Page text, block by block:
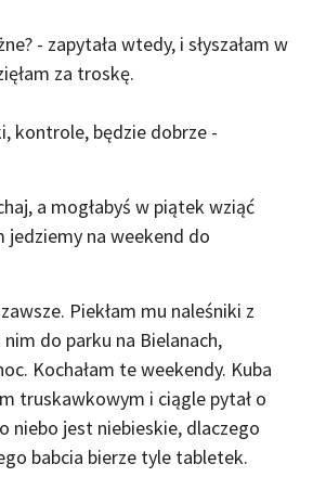
- zapytała wtedy, i słyszałam w
za troskę.
kontrole, będzie dobrze -
a mogłabyś w piątek wziąć
jedziemy na weekend do
Piekłam mu naleśniki z
do parku na Bielanach,
Kochałam te weekendy. Kuba
truskawkowym i ciągle pytał o
niebo jest niebieskie, dlaczego
babcia bierze tyle tabletek.